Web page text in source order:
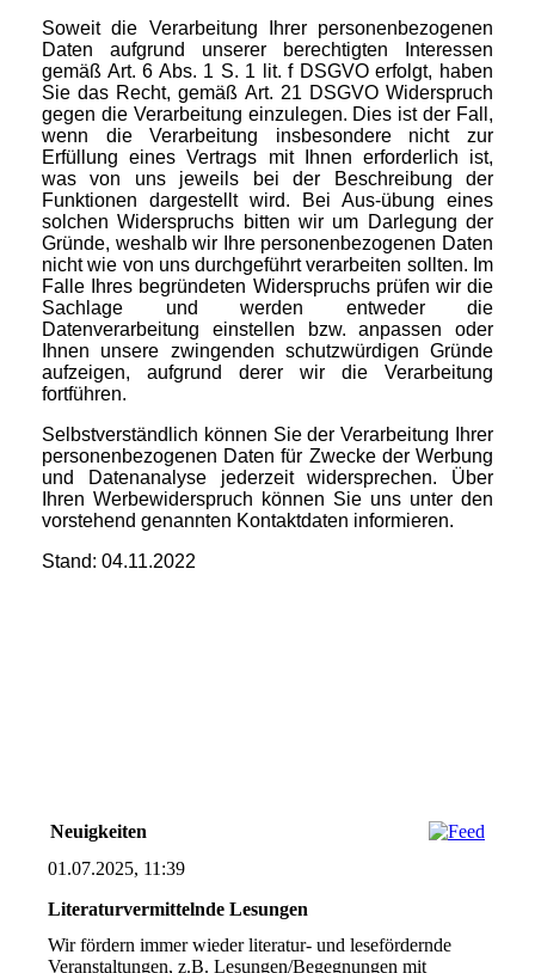
Soweit die Verarbeitung Ihrer personenbezogenen
Daten aufgrund unserer berechtigten Interessen
gemäß Art. 6 Abs. 1 S. 1 lit. f DSGVO erfolgt, haben
Sie das Recht, gemäß Art. 21 DSGVO Widerspruch
gegen die Verarbeitung einzulegen. Dies ist der Fall,
wenn die Verarbeitung insbesondere nicht zur
Erfüllung eines Vertrags mit Ihnen erforderlich ist,
was von uns jeweils bei der Beschreibung der
Funktionen dargestellt wird. Bei Aus-übung eines
solchen Widerspruchs bitten wir um Darlegung der
Gründe, weshalb wir Ihre personenbezogenen Daten
nicht wie von uns durchgeführt verarbeiten sollten. Im
Falle Ihres begründeten Widerspruchs prüfen wir die
Sachlage und werden entweder die
Datenverarbeitung einstellen bzw. anpassen oder
Ihnen unsere zwingenden schutzwürdigen Gründe
aufzeigen, aufgrund derer wir die Verarbeitung
fortführen.
Selbstverständlich können Sie der Verarbeitung Ihrer
personenbezogenen Daten für Zwecke der Werbung
und Datenanalyse jederzeit widersprechen. Über
Ihren Werbewiderspruch können Sie uns unter den
vorstehend genannten Kontaktdaten informieren.
Stand: 04.11.2022
Neuigkeiten
01.07.2025, 11:39
Literaturvermittelnde Lesungen
Wir fördern immer wieder literatur- und lesefördernde
Veranstaltungen, z.B. Lesungen/Begegnungen mit